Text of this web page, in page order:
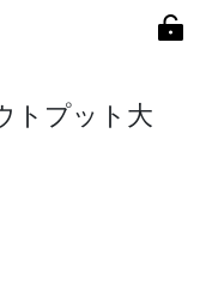
トプット大